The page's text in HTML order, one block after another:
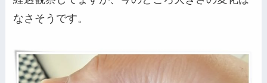
なさそうです。